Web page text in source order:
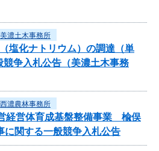
美濃土木事務所
塩化ナトリウム）の調達（単
争入札公告（美濃土木事務
西濃農林事務所
経営体育成基盤整備事業 楡俣
関する一般競争入札公告